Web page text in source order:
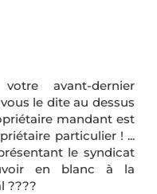
avant-dernier
le dite au dessus
mandant est
particulier ! ...
le syndicat
en blanc à la
????